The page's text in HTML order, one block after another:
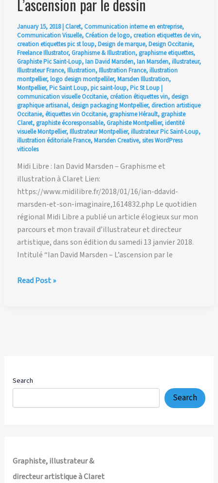
L’ascension par le dessin
January 15, 2018| Claret, Communication interne en entreprise,
Communication Visuelle, Création de logo, creation etiquettes de vin,
creation etiquettes pic st loup,Design de marque,Design Occitanie,
Freelance Illustrator, Graphisme & Illustration, graphisme etiquettes,
Graphiste Pic Saint-Loup,Ian David Marsden,Ian Marsden,illustrateur,
Illustrateur France,Illustration,Illustration France,illustration
montpellier,logo design montpelliler,Marsden Illustration,
Montpellier,Pic Saint Loup,pic saint-loup,Pic St Loup|
communication visuelle Occitanie, création étiquettes vin, design
graphique artisanal, design packaging Montpellier, direction artistique
Occitanie, étiquettes vin Occitanie, graphisme Hérault, graphiste
Claret, graphiste écoresponsable, Graphiste Montpellier,identité
visuelle Montpellier,Illustrateur Montpellier,illustrateur Pic Saint-Loup,
illustration éditoriale France,Marsden Creative,sites WordPress
viticoles
Midi Libre : Ian David Marsden – Graphisme et
illustration à Claret Lien:
https://www.midilibre.fr/2018/01/16/ian-ddavid-
marsden-et-son-imaginaire,1614832.php Le quotidien
régional Midi Libre a publié un article élogieux sur mon
parcours et mon travail d’illustrateur et directeur
artistique, dans son édition du samedi 13 janvier 2018.
Intitulé “Ian David Marsden – L’ascension par le
Midi
le
Read Post »
Search
Search
Graphiste, illustrateur &
directeur artistique à Claret